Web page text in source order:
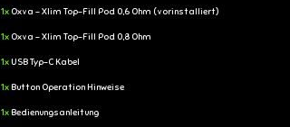
1x Oxva - Xlim Top-Fill Pod 0,6 Ohm (vorinstalliert)
1x Oxva - Xlim Top-Fill Pod 0,8 Ohm
1xUSB Typ-C Kabel
1xButton Operation Hinweise
1xBedienungsanleitung